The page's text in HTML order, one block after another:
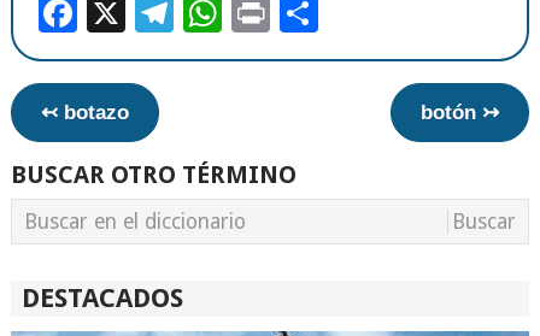
Facebook
X Telegram
WhatsApp
Print
↢ botazo botón ↣
BUSCAR OTRO TÉRMINO
DESTACADOS